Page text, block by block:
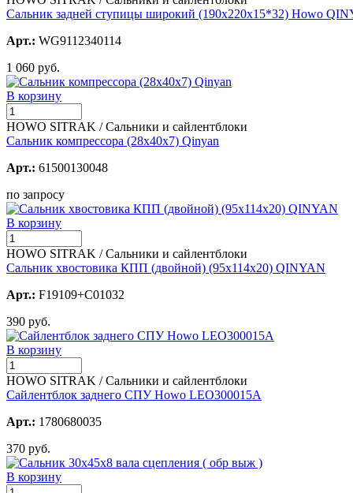
Сальник задней ступицы широкий (190х220х15*32) Howo
Арт.: WG9112340114
1 060 руб.
В корзину
HOWO SITRAK / Сальники и сайлентблоки
Сальник компрессора (28х40х7) Qinyan
Арт.: 61500130048
по запросу
В корзину
HOWO SITRAK / Сальники и сайлентблоки
Сальник хвостовика КПП (двойной) (95х114х20) QINYAN
Арт.: F19109+C01032
390 руб.
В корзину
HOWO SITRAK / Сальники и сайлентблоки
Сайлентблок заднего СПУ Howo LEO300015A
Арт.: 1780680035
370 руб.
В корзину